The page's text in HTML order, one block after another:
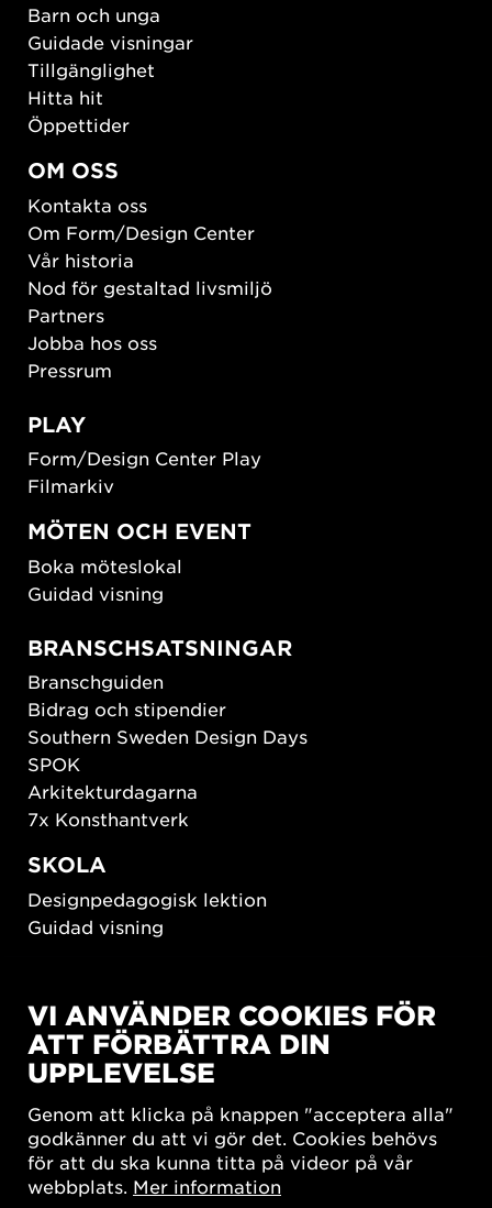
Barn och unga
Guidade visningar
Tillgänglighet
Hitta hit
Öppettider
OM OSS
Kontakta oss
Om Form/Design Center
Vår historia
Nod för gestaltad livsmiljö
Partners
Jobba hos oss
Pressrum
PLAY
Form/Design Center Play
Filmarkiv
MÖTEN OCH EVENT
Boka möteslokal
Guidad visning
BRANSCHSATSNINGAR
Branschguiden
Bidrag och stipendier
Southern Sweden Design Days
SPOK
Arkitekturdagarna
7x Konsthantverk
SKOLA
Designpedagogisk lektion
Guidad visning
New European Bauhaus
SUSTAINORDIC
Share Future Living
What Matter_s
VI ANVÄNDER COOKIES FÖR
ATT FÖRBÄTTRA DIN
UPPLEVELSE
Genom att klicka på knappen "acceptera alla"
godkänner du att vi gör det. Cookies behövs
för att du ska kunna titta på videor på vår
webbplats. Mer information